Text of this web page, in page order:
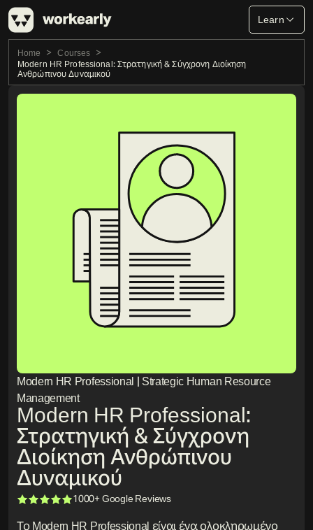
Learn
Home
Courses
Modern HR Professional: Στρατηγική & Σύγχρονη Διοίκηση
Ανθρώπινου Δυναμικού
Modern HR Professional | Strategic Human Resource
Management
Modern HR Professional:
Στρατηγική & Σύγχρονη
Διοίκηση Ανθρώπινου
Δυναμικού1000+ Google Reviews
Το Modern HR Professional είναι ένα ολοκληρωμένο